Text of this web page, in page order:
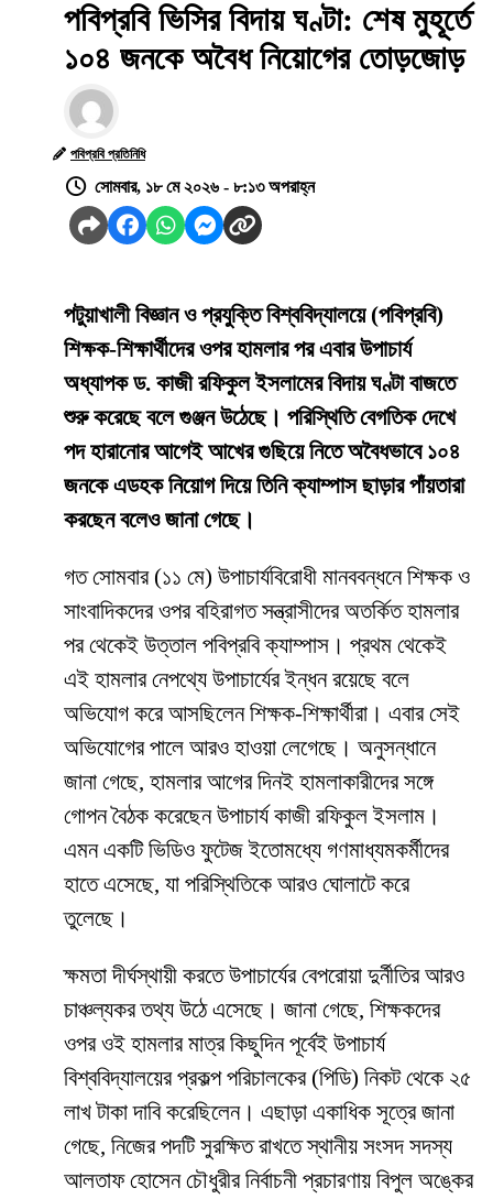
পবিপ্রবি ভিসির বিদায় ঘণ্টা: শেষ মুহূর্তে
১০৪ জনকে অবৈধ নিয়োগের তোড়জোড়
পবিপ্রবি প্রতিনিধি
সোমবার, ১৮ মে ২০২৬ - ৮:১৩ অপরাহ্ন
পটুয়াখালী বিজ্ঞান ও প্রযুক্তি বিশ্ববিদ্যালয়ে (পবিপ্রবি)
শিক্ষক-শিক্ষার্থীদের ওপর হামলার পর এবার উপাচার্য
অধ্যাপক ড. কাজী রফিকুল ইসলামের বিদায় ঘণ্টা বাজতে
শুরু করেছে বলে গুঞ্জন উঠেছে। পরিস্থিতি বেগতিক দেখে
পদ হারানোর আগেই আখের গুছিয়ে নিতে অবৈধভাবে ১০৪
জনকে এডহক নিয়োগ দিয়ে তিনি ক্যাম্পাস ছাড়ার পাঁয়তারা
করছেন বলেও জানা গেছে।
​গত সোমবার (১১ মে) উপাচার্যবিরোধী মানববন্ধনে শিক্ষক ও
সাংবাদিকদের ওপর বহিরাগত সন্ত্রাসীদের অতর্কিত হামলার
পর থেকেই উত্তাল পবিপ্রবি ক্যাম্পাস। প্রথম থেকেই
এই হামলার নেপথ্যে উপাচার্যের ইন্ধন রয়েছে বলে
অভিযোগ করে আসছিলেন শিক্ষক-শিক্ষার্থীরা। এবার সেই
অভিযোগের পালে আরও হাওয়া লেগেছে। অনুসন্ধানে
জানা গেছে, হামলার আগের দিনই হামলাকারীদের সঙ্গে
গোপন বৈঠক করেছেন উপাচার্য কাজী রফিকুল ইসলাম।
এমন একটি ভিডিও ফুটেজ ইতোমধ্যে গণমাধ্যমকর্মীদের
হাতে এসেছে, যা পরিস্থিতিকে আরও ঘোলাটে করে
তুলেছে।
​ক্ষমতা দীর্ঘস্থায়ী করতে উপাচার্যের বেপরোয়া দুর্নীতির আরও
চাঞ্চল্যকর তথ্য উঠে এসেছে। জানা গেছে, শিক্ষকদের
ওপর ওই হামলার মাত্র কিছুদিন পূর্বেই উপাচার্য
বিশ্ববিদ্যালয়ের প্রকল্প পরিচালকের (পিডি) নিকট থেকে ২৫
লাখ টাকা দাবি করেছিলেন। এছাড়া একাধিক সূত্রে জানা
গেছে, নিজের পদটি সুরক্ষিত রাখতে স্থানীয় সংসদ সদস্য
আলতাফ হোসেন চৌধুরীর নির্বাচনী প্রচারণায় বিপুল অঙ্কের